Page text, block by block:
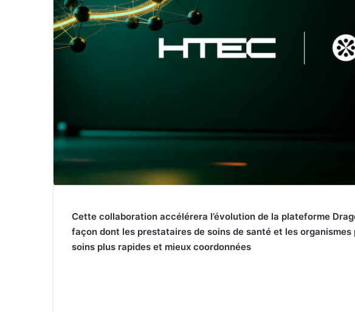
Cette collaboration accélérera l’évolution de la plateforme
façon dont les prestataires de soins de santé et les
soins plus rapides et mieux coordonnées